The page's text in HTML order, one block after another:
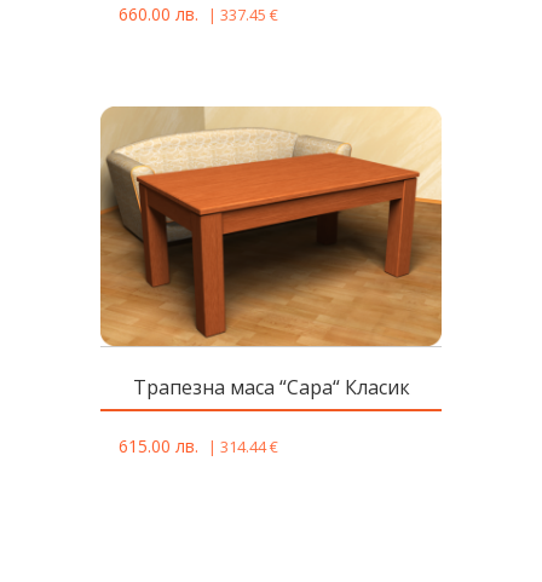
660.00 лв. | 337.45 €
Tрапезна масa “Сара“ Класик
615.00 лв. | 314.44€